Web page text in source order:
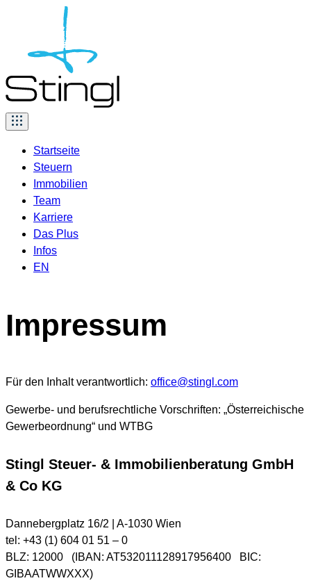
Startseite
Steuern
Immobilien
Team
Karriere
Das Plus
Infos
EN
Impressum
Für den Inhalt verantwortlich: office@stingl.com
Gewerbe- und berufsrechtliche Vorschriften: „Österreichische
Gewerbeordnung“ und WTBG
Stingl Steuer- & Immobilienberatung GmbH
& Co KG
Dannebergplatz 16/2 | A-1030 Wien
tel: +43 (1) 604 01 51 – 0
BLZ: 12000 (IBAN: AT532011128917956400 BIC:
GIBAATWWXXX)